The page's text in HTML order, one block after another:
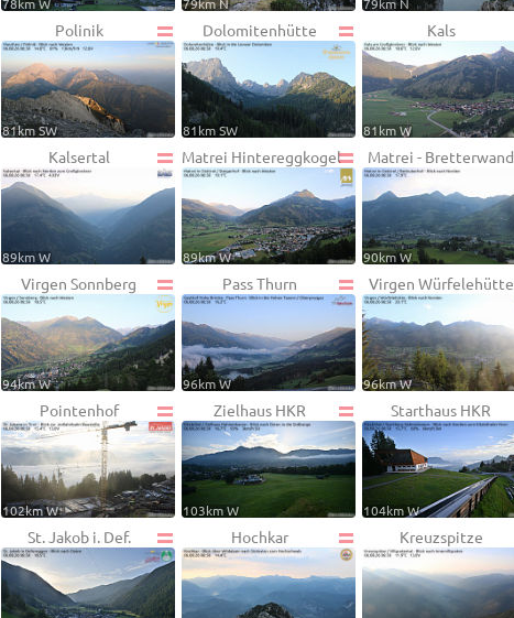
Polinik
81km SW
Dolomitenhütte
81km SW
Kals
81km W
Kalsertal
89km W
Matrei Hintereggkogel
89km W
Matrei - Bretterwand
90km W
Virgen Sonnberg
94km W
Pass Thurn
96km W
Virgen Würfelehütte
96km W
Pointenhof
102km W
Zielhaus HKR
103km W
Starthaus HKR
104km W
St. Jakob i. Def. Hochkar Kreuzspitze